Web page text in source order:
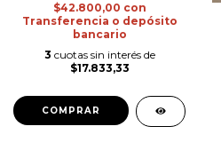
$42.800,00 con
Transferencia o depósito
bancario
3 cuotas sin interés de
$17.833,33
COMPRAR